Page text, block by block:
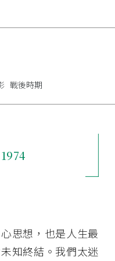
思想，也是人生最
知終結。我們太迷
戰後時期